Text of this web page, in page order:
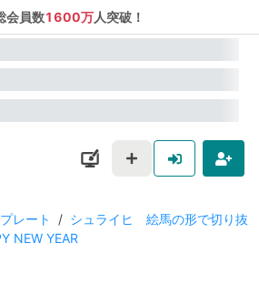
会員数1600万人突破！
レート / シュライヒ 絵馬の形で切り抜
NEW YEAR